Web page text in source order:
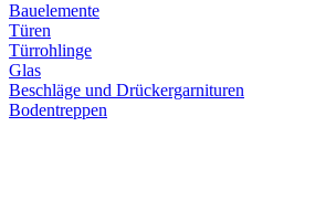
Bauelemente
Türen
Türrohlinge
Glas
Beschläge und Drückergarnituren
Bodentreppen